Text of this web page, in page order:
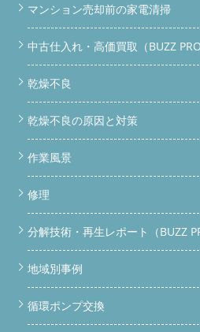
マンション売却前の家電清掃
中古仕入れ・高価買取（BUZZ PRO
乾燥不良
乾燥不良の原因と対策
作業風景
修理
分解技術・再生レポート（BUZZ
地域別事例
循環ポンプ交換